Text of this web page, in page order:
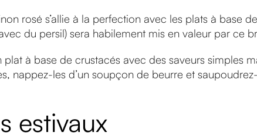
rosé s’allie à la perfection avec les plats à base
du persil) sera habilement mis en valeur par ce
à base de crustacés avec des saveurs simples
nappez-les d’un soupçon de beurre et
estivaux